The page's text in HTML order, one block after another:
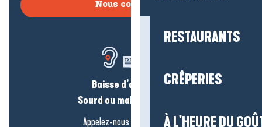
RESTAURANTS
CRÊPERIES
À L'HEURE DU
Nous contacter
Baisse d’audition ?
Sourd ou malentendant ?
Appelez-nous en
cliquant-ici